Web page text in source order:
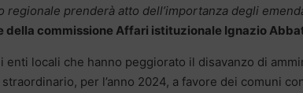
regionale prenderà atto dell’importanza degli
della commissione Affari istituzionale Ignazio
enti locali che hanno peggiorato il disavanzo di
per l’anno 2024, a favore dei comuni